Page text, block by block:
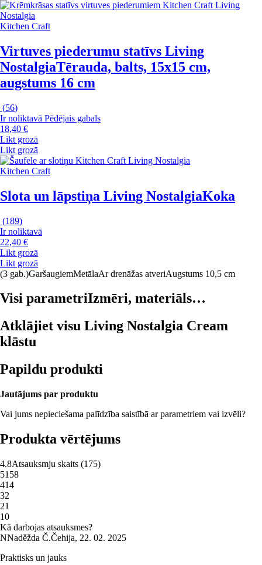
Kitchen Craft
Virtuves piederumu statīvs Living
NostalgiaTērauda, balts, 15x15 cm,
augstums 16 cm
(56)
Ir noliktavā Pēdējais gabals
18,40 €
Likt grozā
Likt grozā
Kitchen Craft
Slota un lāpstiņa Living NostalgiaKoka
(189)
Ir noliktavā
22,40 €
Likt grozā
Likt grozā
(3 gab.)GaršaugiemMetālaAr drenāžas atveriAugstums 10,5 cm
Visi parametriIzmēri, materiāls…
Atklājiet visu Living Nostalgia Cream
klāstu
Papildu produkti
Jautājums par produktu
Vai jums nepieciešama palīdzība saistībā ar parametriem vai izvēli?
Produkta vērtējums
4.8Atsauksmju skaits (175)
5158
414
32
21
10
Kā darbojas atsauksmes?
NNaděžda Č.Čehija, 22. 02. 2025
Praktisks un jauks